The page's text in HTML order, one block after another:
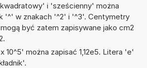
i 'sześcienny' można
'^' w znakach '^2' i '^3'. Centymetry
być zatem zapisywane jako cm2
10^5' można zapisać 1,12e5. Litera 'e'